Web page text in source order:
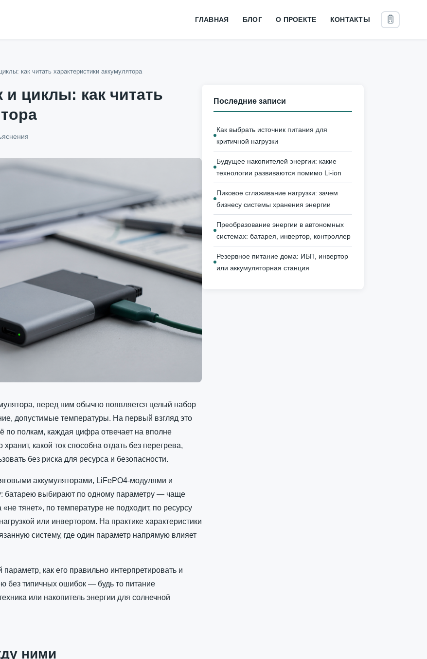
ГЛАВНАЯ БЛОГ О ПРОЕКТЕ КОНТАКТЫ
как читать характеристики аккумулятора
и циклы: как читать
перед ним обычно появляется целый набор
допустимые температуры. На первый взгляд это
по полкам, каждая цифра отвечает на вполне
какой ток способна отдать без перегрева,
без риска для ресурса и безопасности.
аккумуляторами, LiFePO4-модулями и
батарею выбирают по одному параметру — чаще
тянет», по температуре не подходит, по ресурсу
или инвертором. На практике характеристики
систему, где один параметр напрямую влияет
как его правильно интерпретировать и
без типичных ошибок — будь то питание
или накопитель энергии для солнечной
ними
Последние записи
Как выбрать источник питания для
критичной нагрузки
Будущее накопителей энергии: какие
технологии развиваются помимо Li-ion
Пиковое сглаживание нагрузки: зачем
бизнесу системы хранения энергии
Преобразование энергии в автономных
системах: батарея, инвертор, контроллер
Резервное питание дома: ИБП, инвертор
или аккумуляторная станция